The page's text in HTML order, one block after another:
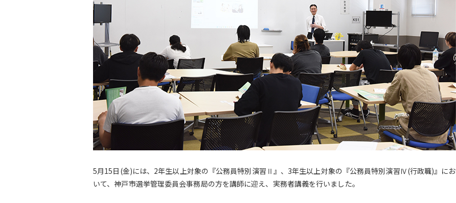
5月15日(金)には、2年生以上対象の『公務員特別演習Ⅱ』、3年生以上対象の『公務員特別演習Ⅳ(行政職)』にお
いて、神戸市選挙管理委員会事務局の方を講師に迎え、実務者講義を行いました。